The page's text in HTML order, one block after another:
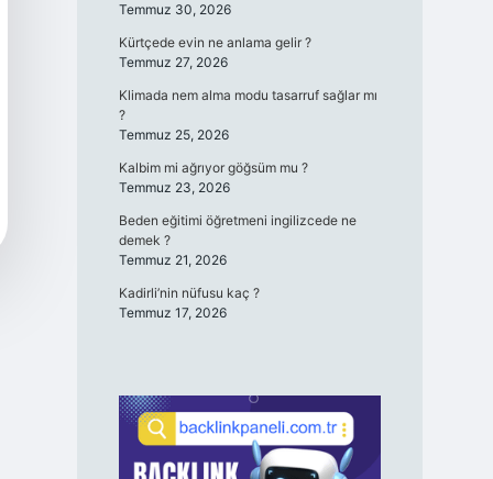
Temmuz 30, 2026
Kürtçede evin ne anlama gelir ?
Temmuz 27, 2026
Klimada nem alma modu tasarruf sağlar mı
?
Temmuz 25, 2026
Kalbim mi ağrıyor göğsüm mu ?
Temmuz 23, 2026
Beden eğitimi öğretmeni ingilizcede ne
demek ?
Temmuz 21, 2026
Kadirli’nin nüfusu kaç ?
Temmuz 17, 2026